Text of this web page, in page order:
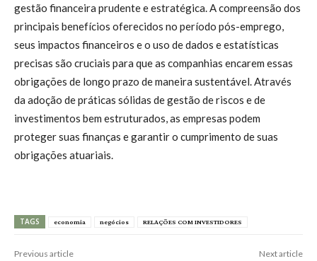
gestão financeira prudente e estratégica. A compreensão dos
principais benefícios oferecidos no período pós-emprego,
seus impactos financeiros e o uso de dados e estatísticas
precisas são cruciais para que as companhias encarem essas
obrigações de longo prazo de maneira sustentável. Através
da adoção de práticas sólidas de gestão de riscos e de
investimentos bem estruturados, as empresas podem
proteger suas finanças e garantir o cumprimento de suas
obrigações atuariais.
TAGS economia negócios RELAÇÕES COM INVESTIDORES
Previous article Next article